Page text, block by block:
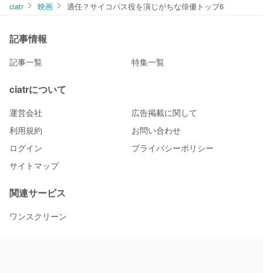
ciatr 映画 適任？サイコパス役を演じがちな俳優トップ6
記事情報
記事一覧 特集一覧
ciatrについて
運営会社
広告掲載に関して
利用規約
お問い合わせ
ログイン
プライバシーポリシー
サイトマップ
関連サービス
ワンスクリーン